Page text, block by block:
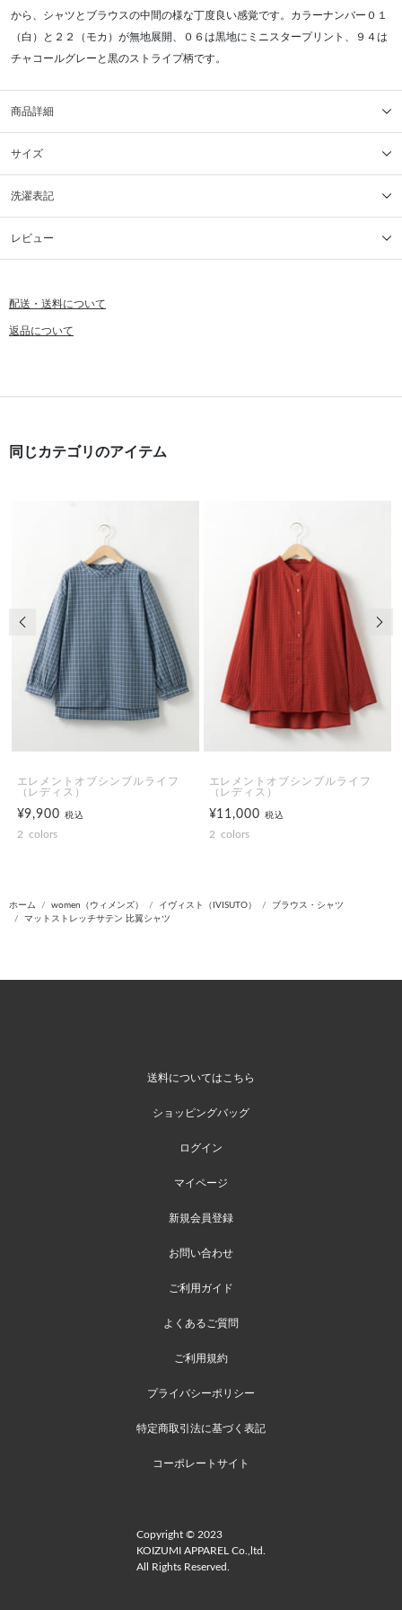
から、シャツとブラウスの中間の様な丁度良い感覚です。カラーナンバー０１
（白）と２２（モカ）が無地展開、０６は黒地にミニスタープリント、９４は
チャコールグレーと黒のストライプ柄です。
商品詳細
サイズ
洗濯表記
レビュー
配送・送料について
返品について
同じカテゴリのアイテム
エレメントオブシンプルライフ
（レディス）
¥9,900税込
2 colors
エレメントオブシンプルライフ
（レディス）
¥11,000税込
2 colors
前の画像
ホーム women（ウィメンズ） イヴィスト（IVISUTO）
ブラウス・シャツ
マットストレッチサテン 比翼シャツ
送料についてはこちら
ショッピングバッグ
ログイン
マイページ
新規会員登録
お問い合わせ
ご利用ガイド
よくあるご質問
ご利用規約
プライバシーポリシー
特定商取引法に基づく表記
コーポレートサイト
Copyright © 2023
KOIZUMI APPAREL Co.,ltd.
All Rights Reserved.